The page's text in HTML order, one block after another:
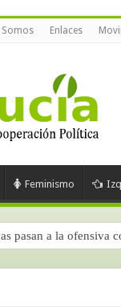
Somos Enlaces
Feminismo
pasan a la ofensiva